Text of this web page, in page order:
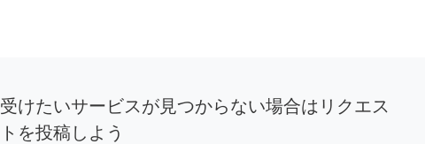
受けたいサービスが見つからない場合はリクエス
トを投稿しよう